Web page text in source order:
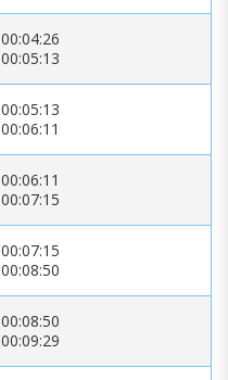
00:04:26
00:05:13
00:05:13
00:06:11
00:06:11
00:07:15
00:07:15
00:08:50
00:08:50
00:09:29